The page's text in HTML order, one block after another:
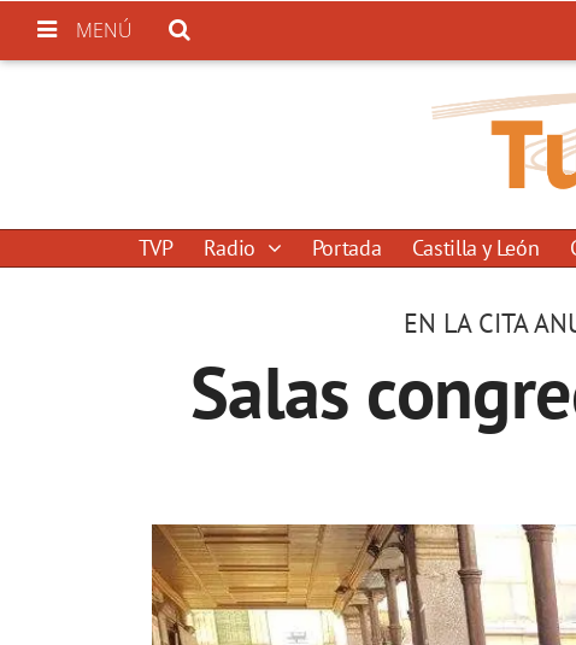
MENÚ
TVP Radio Portada Castilla y León
EN LA CITA
Salas